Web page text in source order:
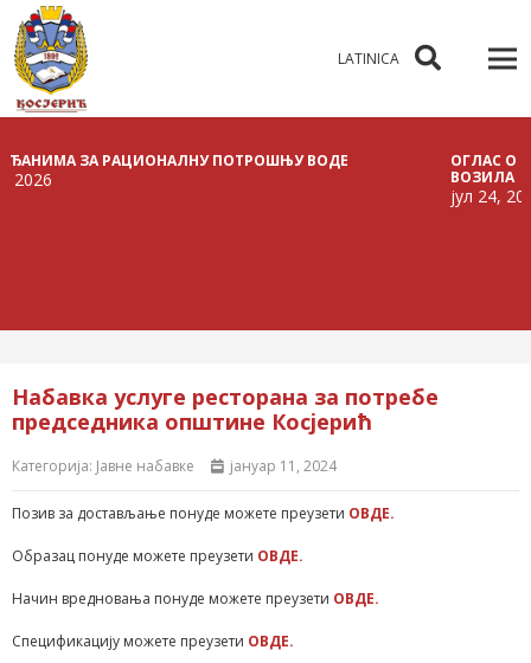
LATINICA
ЗА РАЦИОНАЛНУ ПОТРОШЊУ ВОДЕ
ОГЛАС О
ВОЗИЛА
јул 24, 2026
Набавка услуге ресторана за потребе
председника општине Косјерић
Категорија: Јавне набавке јануар 11, 2024
Позив за достављање понуде можете преузети ОВДЕ.
Образац понуде можете преузети ОВДЕ.
Начин вредновања понуде можете преузети ОВДЕ.
Спецификацију можете преузети ОВДЕ.